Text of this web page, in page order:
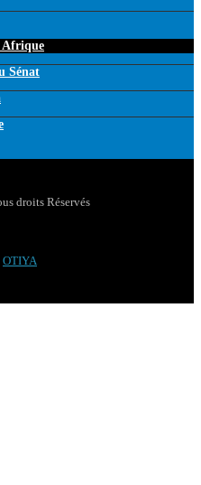
Afrique
Sénat
droits Réservés
OTIYA